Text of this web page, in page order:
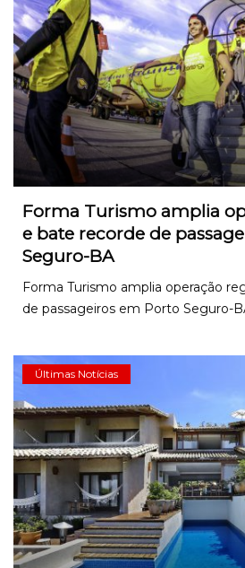
Forma Turismo amplia
e bate recorde de
Seguro-BA
Forma Turismo amplia operação
de passageiros em Porto Seguro-
Últimas Notícias